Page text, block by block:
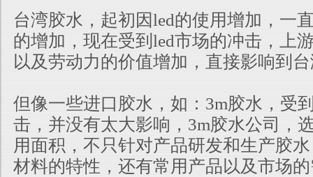
台湾胶水，起初因led的使用增加，一
的增加，现在受到led市场的冲击，上
以及劳动力的价值增加，直接影响到
但像一些进口胶水，如：3m胶水，受
击，并没有太大影响，3m胶水公司，
用面积，不只针对产品研发和生产胶
材料的特性，还有常用产品以及市场